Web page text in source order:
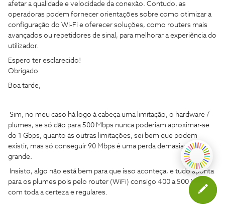
afetar a qualidade e velocidade da conexão. Contudo, as
operadoras podem fornecer orientações sobre como otimizar a
configuração do Wi-Fi e oferecer soluções, como routers mais
avançados ou repetidores de sinal, para melhorar a experiência do
utilizador.
Espero ter esclarecido!
Obrigado
Boa tarde,
Sim, no meu caso há logo à cabeça uma limitação, o hardware /
plumes, se só dão para 500 Mbps nunca poderiam aproximar-se
do 1 Gbps, quanto às outras limitações, sei bem que podem
existir, mas só conseguir 90 Mbps é uma perda demasiado
grande.
Insisto, algo não está bem para que isso aconteça, e tudo aponta
para os plumes pois pelo router (WiFi) consigo 400 a 500 Mbps
com toda a certeza e regulares.